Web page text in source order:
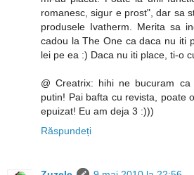
romanesc, sigur e prost", dar sa
produsele Ivatherm. Merita sa
cadou la The One ca daca nu iti
lei pe ea :) Daca nu iti place, ti-o
@ Creatrix: hihi ne bucuram
putin! Pai bafta cu revista, poate
epuizat! Eu am deja 3 :)))
Răspundeți